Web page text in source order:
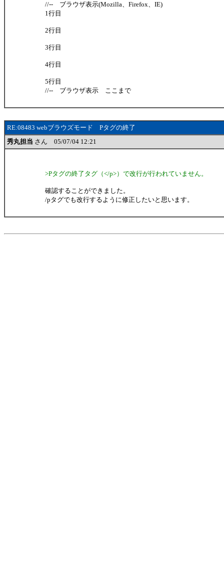
//-- ブラウザ表示(Mozilla、Firefox、IE)
1行目
2行目
3行目
4行目
5行目
//-- ブラウザ表示 ここまで
RE:08483 webブラウズモード Pタグの終了
秀丸担当 さん 05/07/04 12:21
>Pタグの終了タグ（</p>）で改行が行われていません。
確認することができました。
/pタグでも改行するように修正したいと思います。